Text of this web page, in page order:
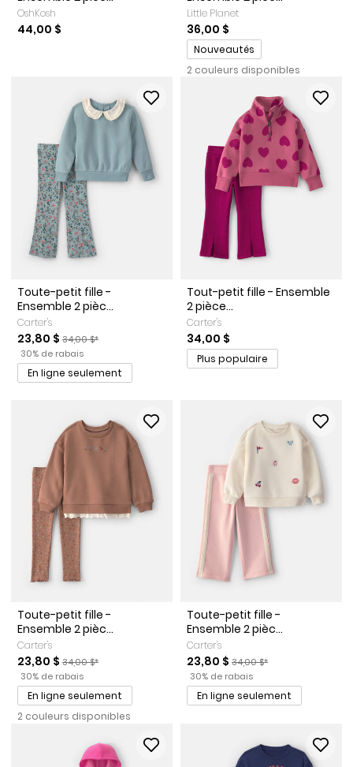
OshKosh
44,00 $
Little Planet
36,00 $
Promotions
Nouveautés
2 couleurs disponibles
Toute-petit fille -
Ensemble 2 pièc...
Carter's
Prix de solde
23,80 $ Prix ​​de détail suggéré par le fabricant
34,00 $*
Pourcentage de rabais
30% de rabais
En ligne seulement
Tout-petit fille - Ensemble
2 pièce...
Carter's
34,00 $
Plus populaire
Toute-petit fille -
Ensemble 2 pièc...
Carter's
Prix de solde
23,80 $ Prix ​​de détail suggéré par le fabricant
34,00 $*
Pourcentage de rabais
30% de rabais
En ligne seulement
2 couleurs disponibles
Toute-petit fille -
Ensemble 2 pièc...
Carter's
Prix de solde
23,80 $ Prix ​​de détail suggéré par
34,00 $*
Pourcentage de rabais
30% de rabais
En ligne seulement